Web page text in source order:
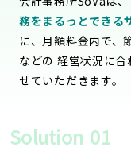
務をまるっとできる
に、月額料金内で、
などの 経営状況に
せていただきます。
Solution 01